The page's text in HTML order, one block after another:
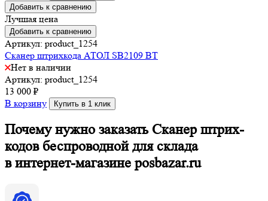
Добавить к сравнению
Лучшая цена
Добавить к сравнению
Артикул: product_1254
Сканер штрихкода АТОЛ SB2109 BT
Нет в наличии
Артикул: product_1254
13 000 ₽
В корзину
Купить в 1 клик
Почему нужно заказать Сканер штрих-
кодов беспроводной для склада
в интернет-магазине posbazar.ru